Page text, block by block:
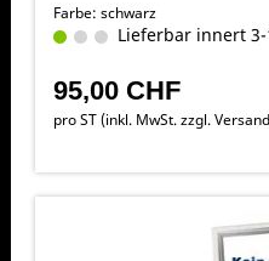
Farbe: schwarz
Lieferbar innert 3-
95,00 CHF
pro ST (inkl. MwSt. zzgl.